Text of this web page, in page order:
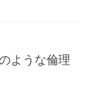
ような倫理